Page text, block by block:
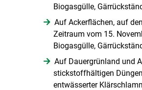
Biogasgülle,
Auf Ackerflächen, auf
Zeitraum vom 15.
Biogasgülle,
Auf Dauergrünland und
stickstoffhältigen
entwässerter